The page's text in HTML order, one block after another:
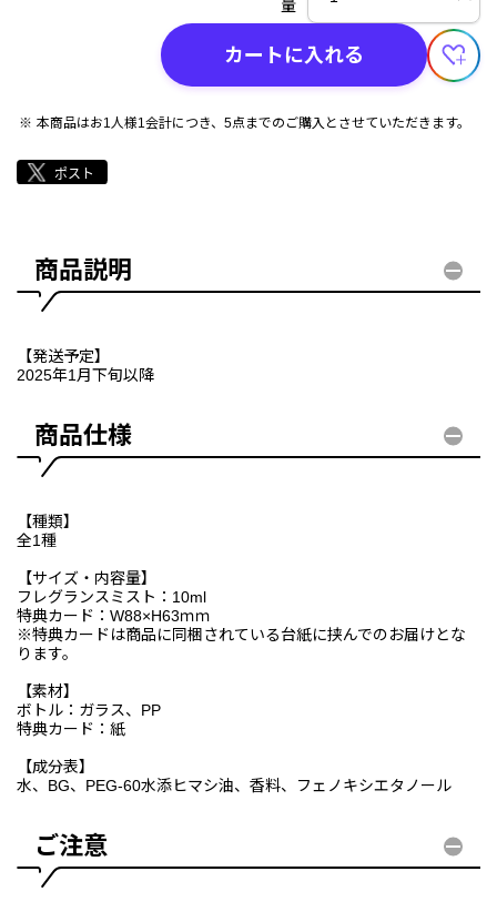
量
カートに入れる
本商品はお1人様1会計につき、5点までのご購入とさせていただきます。
商品説明
【発送予定】
2025年1月下旬以降
商品仕様
【種類】
全1種
【サイズ・内容量】
フレグランスミスト：10ml
特典カード：W88×H63ｍｍ
※特典カードは商品に同梱されている台紙に挟んでのお届けとな
ります。
【素材】
ボトル：ガラス、PP
特典カード：紙
【成分表】
水、BG、PEG-60水添ヒマシ油、香料、フェノキシエタノール
ご注意